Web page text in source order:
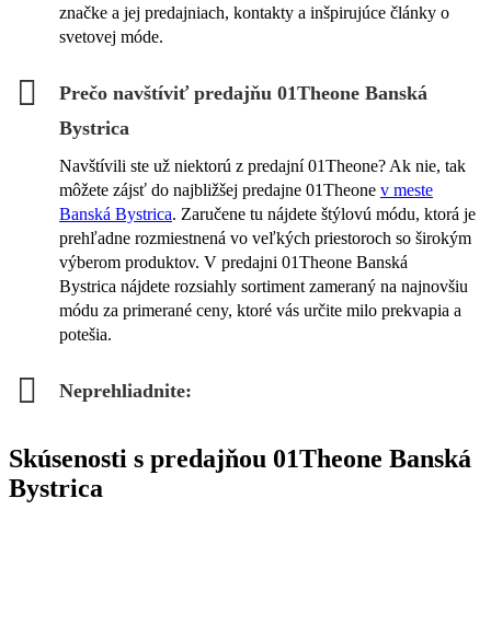
značke a jej predajniach, kontakty a inšpirujúce články o
svetovej móde.
Prečo navštíviť predajňu 01Theone Banská
Bystrica
Navštívili ste už niektorú z predajní 01Theone? Ak nie, tak
môžete zájsť do najbližšej predajne 01Theone v meste
Banská Bystrica. Zaručene tu nájdete štýlovú módu, ktorá je
prehľadne rozmiestnená vo veľkých priestoroch so širokým
výberom produktov. V predajni 01Theone Banská
Bystrica nájdete rozsiahly sortiment zameraný na najnovšiu
módu za primerané ceny, ktoré vás určite milo prekvapia a
potešia.
Neprehliadnite:
Skúsenosti s predajňou 01Theone Banská
Bystrica